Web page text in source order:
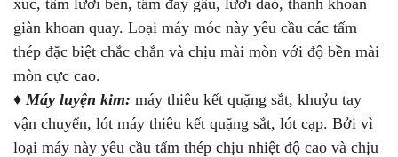
giàn khoan quay. Loại máy móc này yêu cầu các tấm
thép đặc biệt chắc chắn và chịu mài mòn với độ bền mài
mòn cực cao.
♦ Máy luyện kim: máy thiêu kết quặng sắt, khuỷu tay
vận chuyển, lót máy thiêu kết quặng sắt, lót cạp. Bởi vì
loại máy này yêu cầu tấm thép chịu nhiệt độ cao và chịu